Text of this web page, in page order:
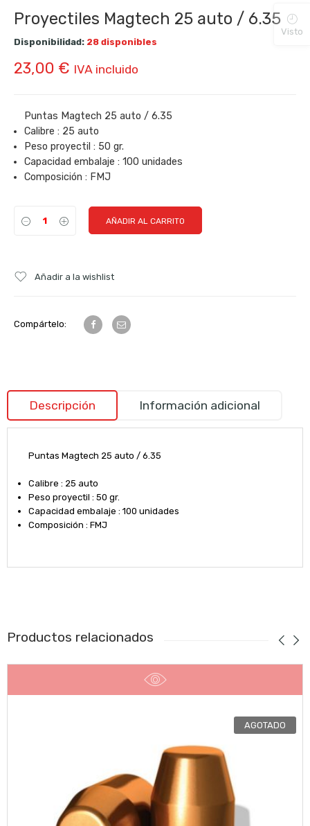
Proyectiles Magtech 25 auto / 6.35
Disponibilidad: 28 disponibles
23,00 € IVA incluido
Puntas Magtech 25 auto / 6.35
Calibre : 25 auto
Peso proyectil : 50 gr.
Capacidad embalaje : 100 unidades
Composición : FMJ
AÑADIR AL CARRITO
Añadir a la wishlist
Compártelo:
Descripción Información adicional
Puntas Magtech 25 auto / 6.35
Calibre : 25 auto
Peso proyectil : 50 gr.
Capacidad embalaje : 100 unidades
Composición : FMJ
Productos relacionados
AGOTADO
Visto